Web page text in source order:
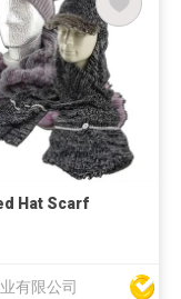
Hat Scarf
有限公司